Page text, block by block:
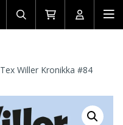
Avaa/sulje
haku
Siirry
ostoskoriin
Avaa/
Tex Willer Kronikka #84